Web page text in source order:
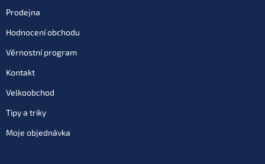
Prodejna
Hodnocení obchodu
Věrnostní program
Kontakt
Velkoobchod
Tipy a triky
Moje objednávka